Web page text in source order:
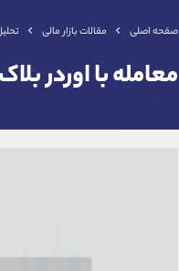
صفحه اصلی مقالات بازار مالی
معامله با اوردر بلاک